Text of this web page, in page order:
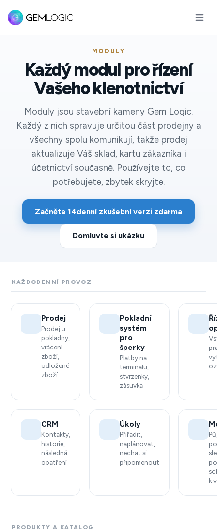
MODULY
Každý modul pro řízení
Vašeho klenotnictví
Moduly jsou stavební kameny Gem Logic.
Každý z nich spravuje určitou část prodejny a
všechny spolu komunikují, takže prodej
aktualizuje Váš sklad, kartu zákazníka i
účetnictví současně. Používejte to, co
potřebujete, zbytek skryjte.
Začněte 14denní zkušební verzi zdarma
Domluvte si ukázku
KAŽDODENNÍ PROVOZ
Prodej
Prodej u
pokladny,
vrácení
zboží,
odložené
zboží
Pokladní
systém
pro
šperky
Platby na
terminálu,
stvrzenky,
zásuvka
CRM
Kontakty,
historie,
následná
opatření
Úkoly
Přiřadit,
naplánovat,
nechat si
připomenout
k
PRODUKTY A KATALOG